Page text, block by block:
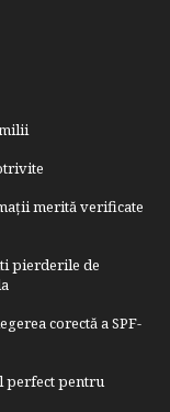
merită verificate
pierderile de
corectă a SPF-
perfect pentru